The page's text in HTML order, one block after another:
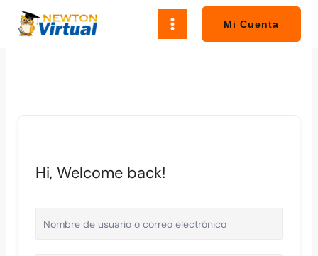
Mi Cuenta
Hi, Welcome back!